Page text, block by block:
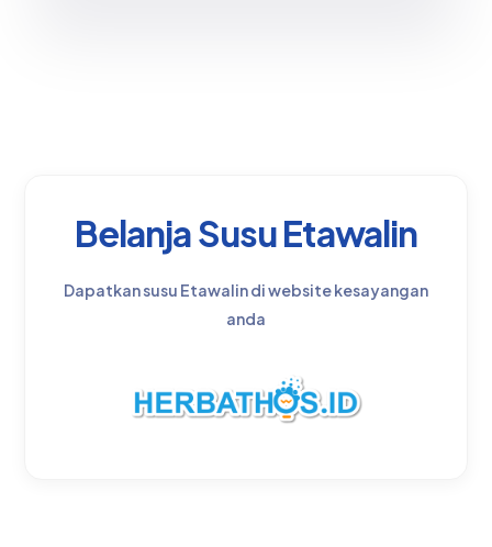
Belanja Susu Etawalin
Dapatkan susu Etawalin di website kesayangan
anda